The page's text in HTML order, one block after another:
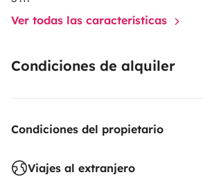
Ver todas las características
Condiciones de alquiler
Condiciones del propietario
Viajes al extranjero